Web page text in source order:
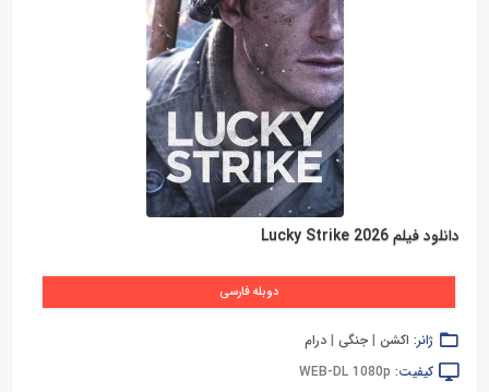
دانلود فیلم Lucky Strike 2026
دوبله فارسی
ژانر: اکشن | جنگی | درام
کیفیت: WEB-DL 1080p